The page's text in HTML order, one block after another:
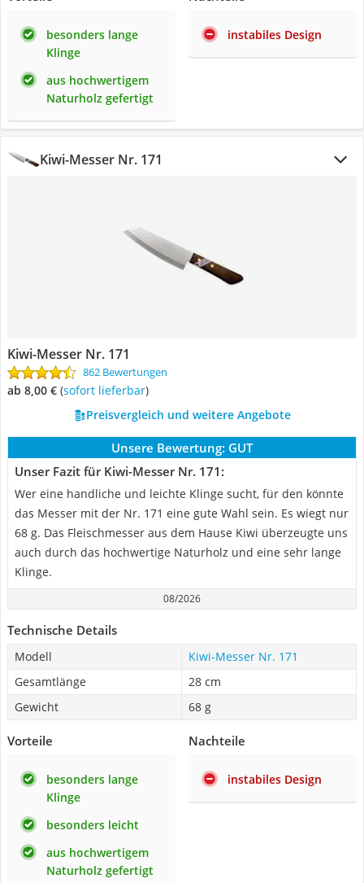
besonders lange
Klinge
aus hochwertigem
Naturholz gefertigt
instabiles Design
Kiwi-Messer Nr. 171
Kiwi-Messer Nr. 171
862 Bewertungen
ab 8,00 € ( Sofort lieferbar)
Preisvergleich und weitere Angebote
Unsere Bewertung: GUT
Unser Fazit für Kiwi-Messer Nr. 171:
Wer eine handliche und leichte Klinge sucht, für den könnte
das Messer mit der Nr. 171 eine gute Wahl sein. Es wiegt nur
68 g. Das Fleischmesser aus dem Hause Kiwi überzeugte uns
auch durch das hochwertige Naturholz und eine sehr lange
Klinge.
08/2026
Technische Details
Modell
Kiwi-Messer Nr. 171
Gesamtlänge
28 cm
Gewicht
68 g
Vorteile
besonders lange
Klinge
besonders leicht
aus hochwertigem
Naturholz gefertigt
Nachteile
instabiles Design